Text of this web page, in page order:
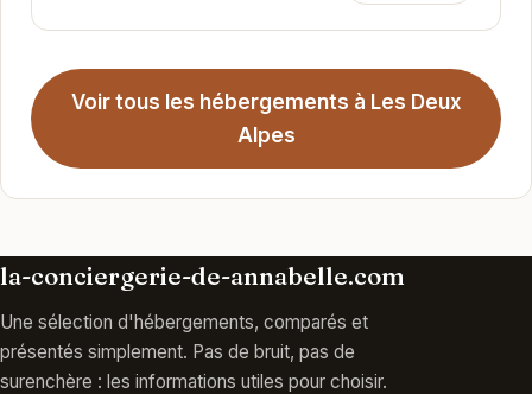
Voir tous les hébergements à Les Deux
Alpes
la-conciergerie-de-annabelle.com
Une sélection d'hébergements, comparés et
présentés simplement. Pas de bruit, pas de
surenchère : les informations utiles pour choisir.